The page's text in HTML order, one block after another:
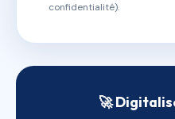
confidentialité).
🚀